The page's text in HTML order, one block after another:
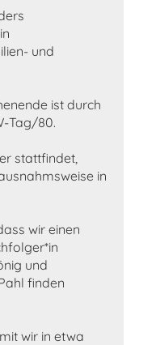
und
ist durch
Tag/80.
stattfindet,
in
wir einen
und
finden
wir in etwa